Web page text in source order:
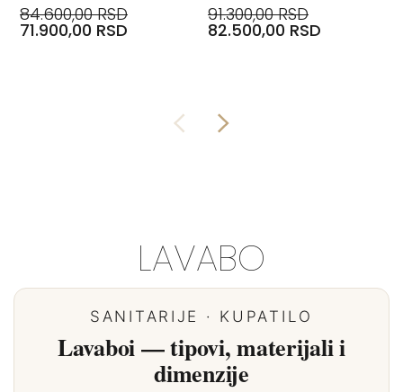
LAVABO
SANITARIJE · KUPATILO
Lavaboi — tipovi, materijali i
dimenzije
84.600,00 RSD
71.900,00 RSD
91.300,00 RSD
82.500,00 RSD